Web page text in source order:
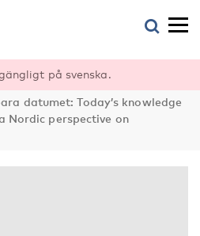
på svenska.
datumet: Today’s knowledge
Nordic perspective on